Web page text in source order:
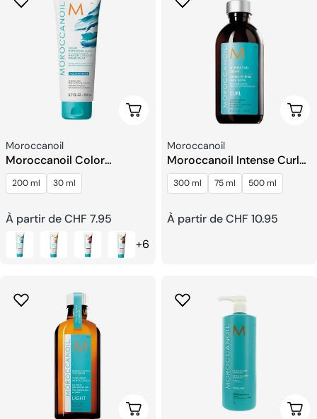
Choisissez Les Options
Fournisseur:
Moroccanoil
Moroccanoil Color
Depositing Masque
200 ml 30 ml
Prix
habituel
À partir de CHF 7.95
+6
Fournisseur:
Moroccanoil
Moroccanoil Intense Curl
Crème
300 ml 75 ml 500 ml
Prix
À partir de CHF 10.95
Choisissez Les Options